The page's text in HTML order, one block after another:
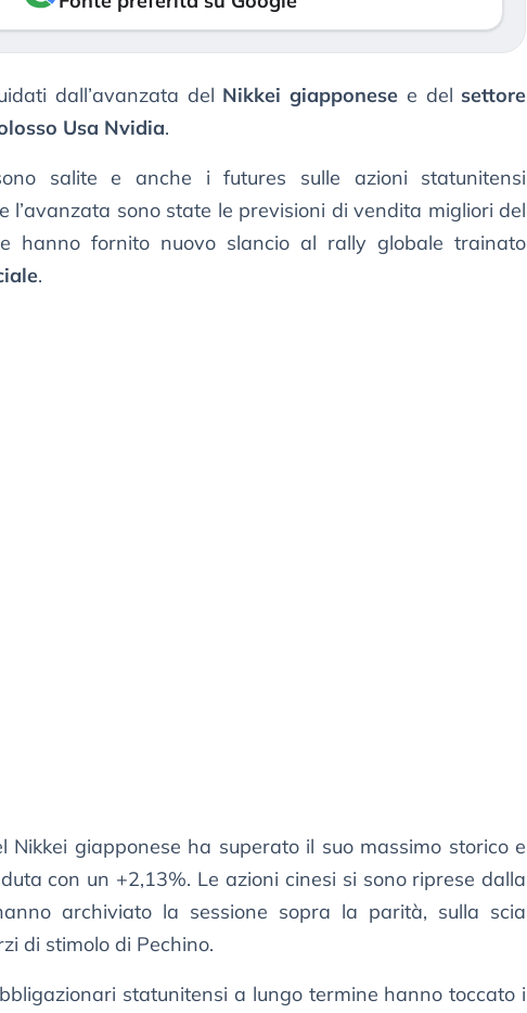
dall’avanzata del Nikkei giapponese e del settore
Usa Nvidia.
salite e anche i futures sulle azioni statunitensi
l’avanzata sono state le previsioni di vendita migliori del
hanno fornito nuovo slancio al rally globale trainato
.
Nikkei giapponese ha superato il suo massimo storico e
con un +2,13%. Le azioni cinesi si sono riprese dalla
archiviato la sessione sopra la parità, sulla scia
di stimolo di Pechino.
statunitensi a lungo termine hanno toccato i